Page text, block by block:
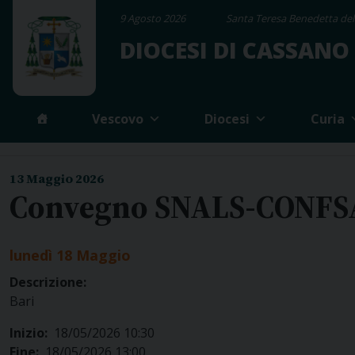
content
9 Agosto 2026 Santa Teresa Benedetta
DIOCESI DI
Vescovo Diocesi Curia
13 Maggio 2026
Convegno SNALS-
lunedì 18 Maggio
Descrizione:
Bari
Inizio: 18/05/2026 10:30